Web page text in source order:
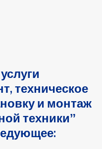
техническое
и монтаж
техникиˮ